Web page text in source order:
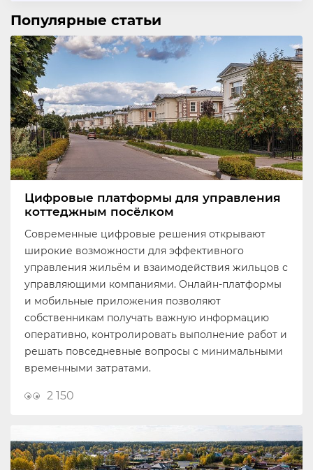
Популярные статьи
Цифровые платформы для управления
коттеджным посёлком
Современные цифровые решения открывают
широкие возможности для эффективного
управления жильём и взаимодействия жильцов с
управляющими компаниями. Онлайн-платформы
и мобильные приложения позволяют
собственникам получать важную информацию
оперативно, контролировать выполнение работ и
решать повседневные вопросы с минимальными
временными затратами.
2 150